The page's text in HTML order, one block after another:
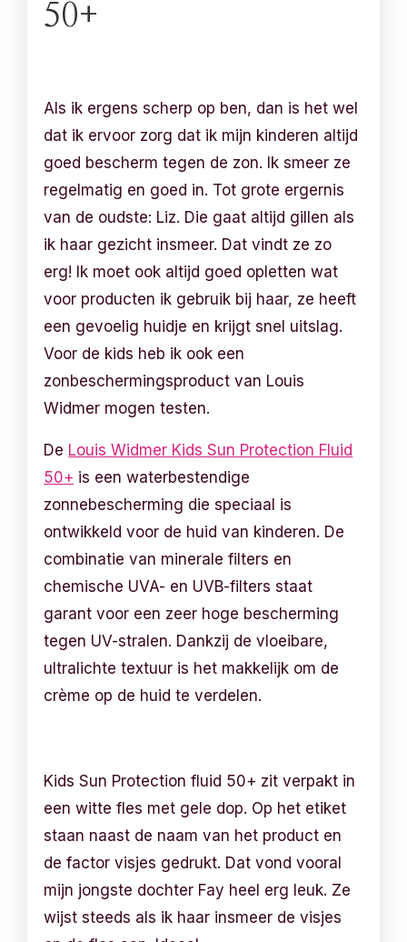
50+
Als ik ergens scherp op ben, dan is het wel
dat ik ervoor zorg dat ik mijn kinderen altijd
goed bescherm tegen de zon. Ik smeer ze
regelmatig en goed in. Tot grote ergernis
van de oudste: Liz. Die gaat altijd gillen als
ik haar gezicht insmeer. Dat vindt ze zo
erg! Ik moet ook altijd goed opletten wat
voor producten ik gebruik bij haar, ze heeft
een gevoelig huidje en krijgt snel uitslag.
Voor de kids heb ik ook een
zonbeschermingsproduct van Louis
Widmer mogen testen.
De Louis Widmer Kids Sun Protection Fluid
50+ is een waterbestendige
zonnebescherming die speciaal is
ontwikkeld voor de huid van kinderen. De
combinatie van minerale filters en
chemische UVA- en UVB-filters staat
garant voor een zeer hoge bescherming
tegen UV-stralen. Dankzij de vloeibare,
ultralichte textuur is het makkelijk om de
crème op de huid te verdelen.
Kids Sun Protection fluid 50+ zit verpakt in
een witte fles met gele dop. Op het etiket
staan naast de naam van het product en
de factor visjes gedrukt. Dat vond vooral
mijn jongste dochter Fay heel erg leuk. Ze
wijst steeds als ik haar insmeer de visjes